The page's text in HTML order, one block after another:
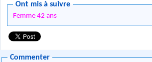
Ont mis à suivre
Femme 42 ans
Commenter